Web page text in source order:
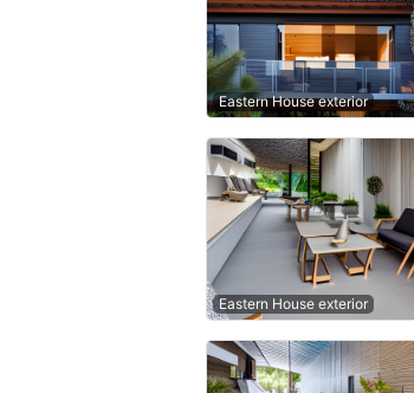
Eastern House exterior
Eastern House exterior